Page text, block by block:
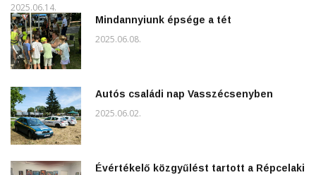
2025.06.14.
Mindannyiunk épsége a tét
2025.06.08.
Autós családi nap Vasszécsenyben
2025.06.02.
Évértékelő közgyűlést tartott a Répcelaki